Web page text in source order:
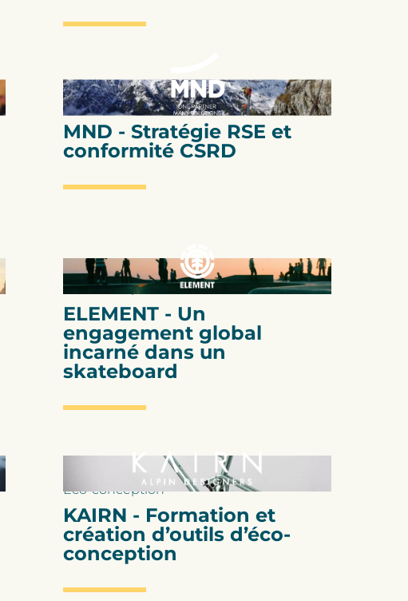
Stratégie RSE
MND - Stratégie RSE et
conformité CSRD
Eco-conception
ELEMENT - Un
engagement global
incarné dans un
skateboard
Eco-conception
KAIRN - Formation et
création d’outils d’éco-
conception